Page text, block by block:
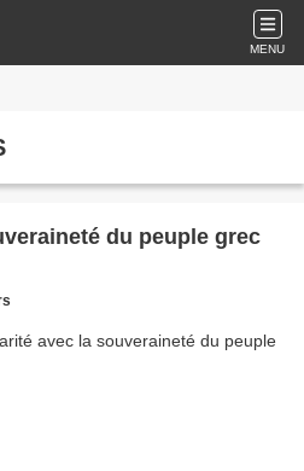
MENU
du peuple grec